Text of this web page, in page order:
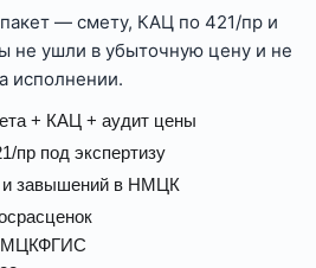
— смету, КАЦ по 421/пр и
не ушли в убыточную цену и не
исполнении.
+ КАЦ + аудит цены
пр под экспертизу
и завышений в НМЦК
ФГИС